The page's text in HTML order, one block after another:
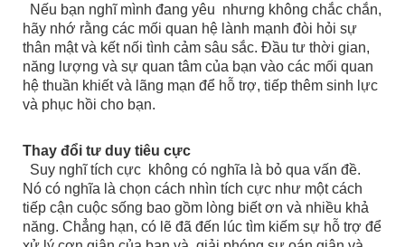
Nếu bạn nghĩ mình đang yêu nhưng không chắc chắn,
hãy nhớ rằng các mối quan hệ lành mạnh đòi hỏi sự
thân mật và kết nối tình cảm sâu sắc. Đầu tư thời gian,
năng lượng và sự quan tâm của bạn vào các mối quan
hệ thuần khiết và lãng mạn để hỗ trợ, tiếp thêm sinh lực
và phục hồi cho bạn.
Thay đổi tư duy tiêu cực
Suy nghĩ tích cực không có nghĩa là bỏ qua vấn đề.
Nó có nghĩa là chọn cách nhìn tích cực như một cách
tiếp cận cuộc sống bao gồm lòng biết ơn và nhiều khả
năng. Chẳng hạn, có lẽ đã đến lúc tìm kiếm sự hỗ trợ để